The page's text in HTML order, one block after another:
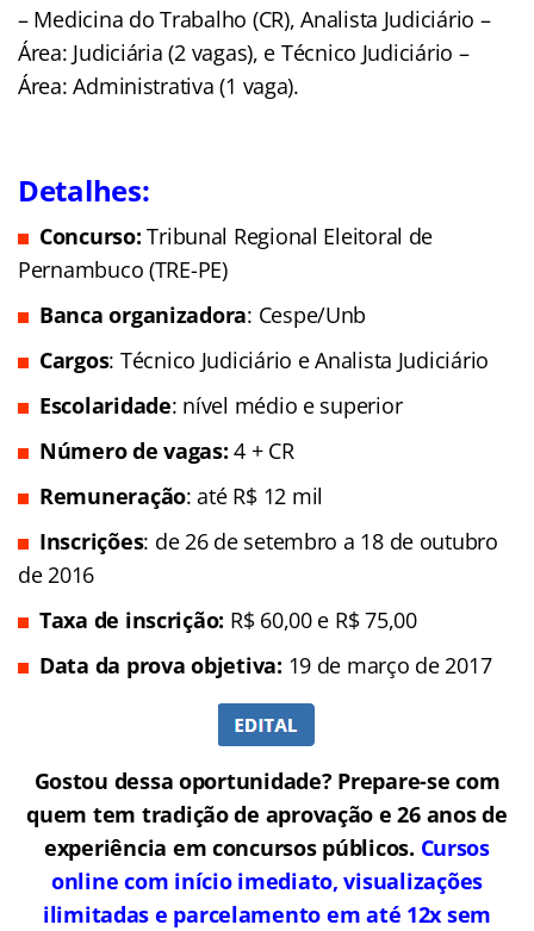
– Medicina do Trabalho (CR), Analista Judiciário –
Área: Judiciária (2 vagas), e Técnico Judiciário –
Área: Administrativa (1 vaga).
Detalhes:
Concurso:Tribunal Regional Eleitoral de
Pernambuco (TRE-PE)
Banca organizadora: Cespe/Unb
Cargos: Técnico Judiciário e Analista Judiciário
Escolaridade: nível médio e superior
Número de vagas:4 + CR
Remuneração: até R$ 12 mil
Inscrições: de 26 de setembro a 18 de outubro
de 2016
Taxa de inscrição: R$ 60,00 e R$ 75,00
Data da prova objetiva: 19 de março de 2017
Gostou dessa oportunidade? Prepare-se com
quem tem tradição de aprovação e 26 anos de
experiência em concursos públicos. Cursos
online com início imediato, visualizações
ilimitadas e parcelamento em até 12x sem